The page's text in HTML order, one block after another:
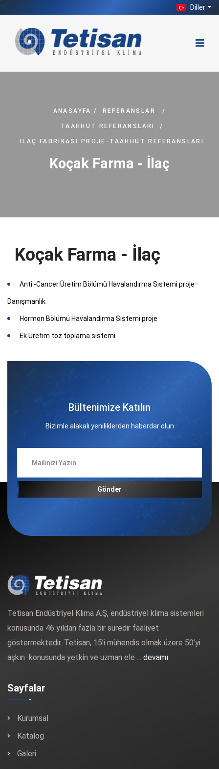
Diller
ANASAYFA / REFERANSLAR /
TAAHHÜT REFERANSLARI /
İLAÇ FABRIKASI PROJE-TAAHHÜT REFERANSLARI
Koçak Farma - İlaç
Koçak Farma - İlaç
Anti -Cancer Üretim Bölümü Havalandırma Sistemi proje–
Danışmanlık
Hormon Bölümü Havalandırma Sistemi proje
Ek Üretim toz toplama sistemi
Bültenimize Katılın
Bizimle alakalı yeniliklerden haberdar olun
Gönder
Tetisan Endüstriyel Klima A.Ş, endüstriyel klima sistemleri
konusunda 46 yıldan fazla bir süredir faaliyet
göstermektedir. Tetisan, 15’i mühendis olmak üzere 50’yi
aşkın konusunda yetkin ve uzman ele ... devamı
Sayfalar
Kurumsal
Katalog
Galeri